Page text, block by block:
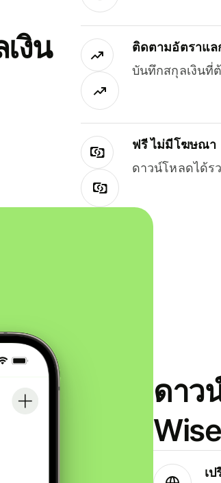
งิน
ติดตามอัตราแล
บันทึกสกุลเงินที่
ฟรี ไม่มีโฆษณา
ดาวน์โหลดได้ร
ดาว
Wise
เ